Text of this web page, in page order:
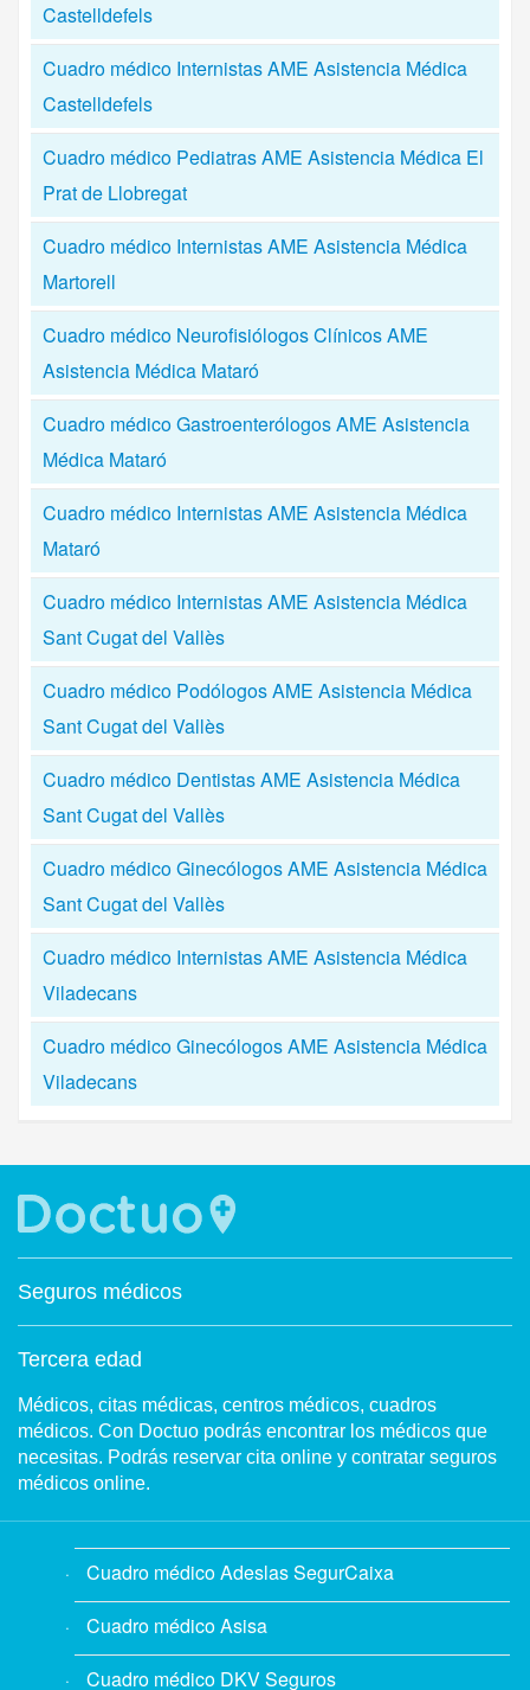
Castelldefels
Cuadro médico Internistas AME Asistencia Médica
Castelldefels
Cuadro médico Pediatras AME Asistencia Médica El
Prat de Llobregat
Cuadro médico Internistas AME Asistencia Médica
Martorell
Cuadro médico Neurofisiólogos Clínicos AME
Asistencia Médica Mataró
Cuadro médico Gastroenterólogos AME Asistencia
Médica Mataró
Cuadro médico Internistas AME Asistencia Médica
Mataró
Cuadro médico Internistas AME Asistencia Médica
Sant Cugat del Vallès
Cuadro médico Podólogos AME Asistencia Médica
Sant Cugat del Vallès
Cuadro médico Dentistas AME Asistencia Médica
Sant Cugat del Vallès
Cuadro médico Ginecólogos AME Asistencia Médica
Sant Cugat del Vallès
Cuadro médico Internistas AME Asistencia Médica
Viladecans
Cuadro médico Ginecólogos AME Asistencia Médica
Viladecans
Seguros médicos
Tercera edad
Médicos, citas médicas, centros médicos, cuadros
médicos. Con Doctuo podrás encontrar los médicos que
necesitas. Podrás reservar cita online y contratar seguros
médicos online.
Cuadro médico Adeslas SegurCaixa
Cuadro médico Asisa
Cuadro médico DKV Seguros